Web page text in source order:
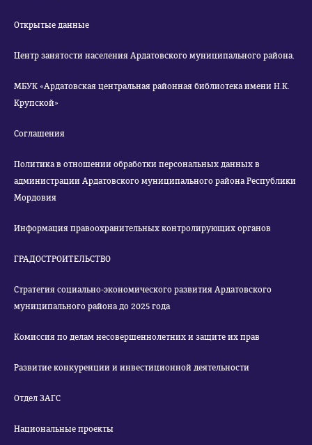
Открытые данные
Центр занятости населения Ардатовского муниципального района.
МБУК «Ардатовская центральная районная библиотека имени Н.К.
Крупской»
Соглашения
Политика в отношении обработки персональных данных в
администрации Ардатовского муниципального района Республики
Мордовия
Информация правоохранительных контролирующих органов
ГРАДОСТРОИТЕЛЬСТВО
Стратегия социально-экономического развития Ардатовского
муниципального района до 2025 года
Комиссия по делам несовершеннолетних и защите их прав
Развитие конкуренции и инвестиционной деятельности
Отдел ЗАГС
Национальные проекты